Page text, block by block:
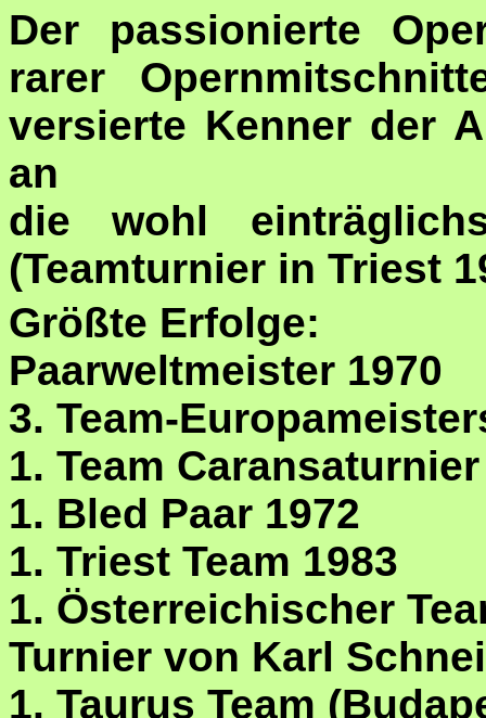
Der passionierte
rarer
versierte Kenner der
an
die wohl
(Teamturnier in Triest
Größte Erfolge:
Paarweltmeister 1970
3. Team-
1. Team
1. Bled Paar 1972
1. Triest Team 1983
1. Österreichischer
Turnier von Karl
1. Taurus Team